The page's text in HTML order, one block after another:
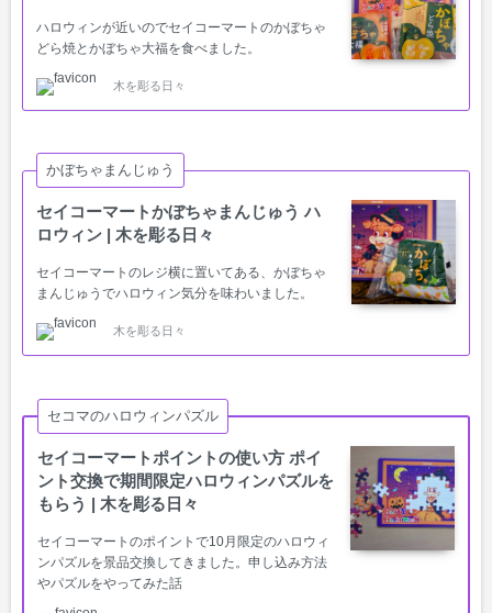
ハロウィンが近いのでセイコーマートのかぼちゃ
どら焼とかぼちゃ大福を食べました。
木を彫る日々
かぼちゃまんじゅう
セイコーマートかぼちゃまんじゅう ハ
ロウィン | 木を彫る日々
セイコーマートのレジ横に置いてある、かぼちゃ
まんじゅうでハロウィン気分を味わいました。
木を彫る日々
セコマのハロウィンパズル
セイコーマートポイントの使い方 ポイ
ント交換で期間限定ハロウィンパズルを
もらう | 木を彫る日々
セイコーマートのポイントで10月限定のハロウィ
ンパズルを景品交換してきました。申し込み方法
やパズルをやってみた話